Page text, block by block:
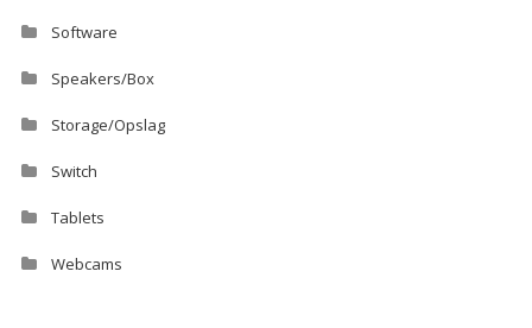
Software
Speakers/Box
Storage/Opslag
Switch
Tablets
Webcams